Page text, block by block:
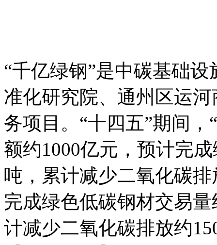
“千亿绿钢”是中碳基础
准化研究院、通州区运
务项目。“十四五”期间
额约1000亿元，预计完
吨，累计减少二氧化碳
完成绿色低碳钢材交易
计减少二氧化碳排放约